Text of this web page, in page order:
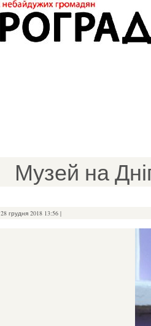
Музей на
28 грудня 2018 13:56 |